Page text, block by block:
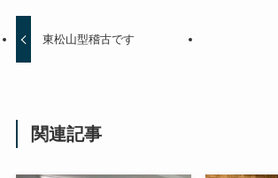
東松山型稽古です
関連記事